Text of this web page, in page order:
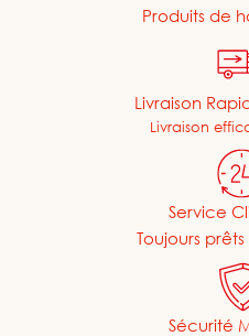
Produits de
Livraison
Livraison
Service
Toujours
Sécurité